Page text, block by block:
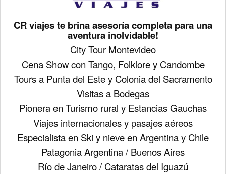
CR viajes te brina asesoría completa para una
aventura inolvidable!
City Tour Montevideo
Cena Show con Tango, Folklore y Candombe
Tours a Punta del Este y Colonia del Sacramento
Visitas a Bodegas
Pionera en Turismo rural y Estancias Gauchas
Viajes internacionales y pasajes aéreos
Especialista en Ski y nieve en Argentina y Chile
Patagonia Argentina / Buenos Aires
Río de Janeiro / Cataratas del Iguazú